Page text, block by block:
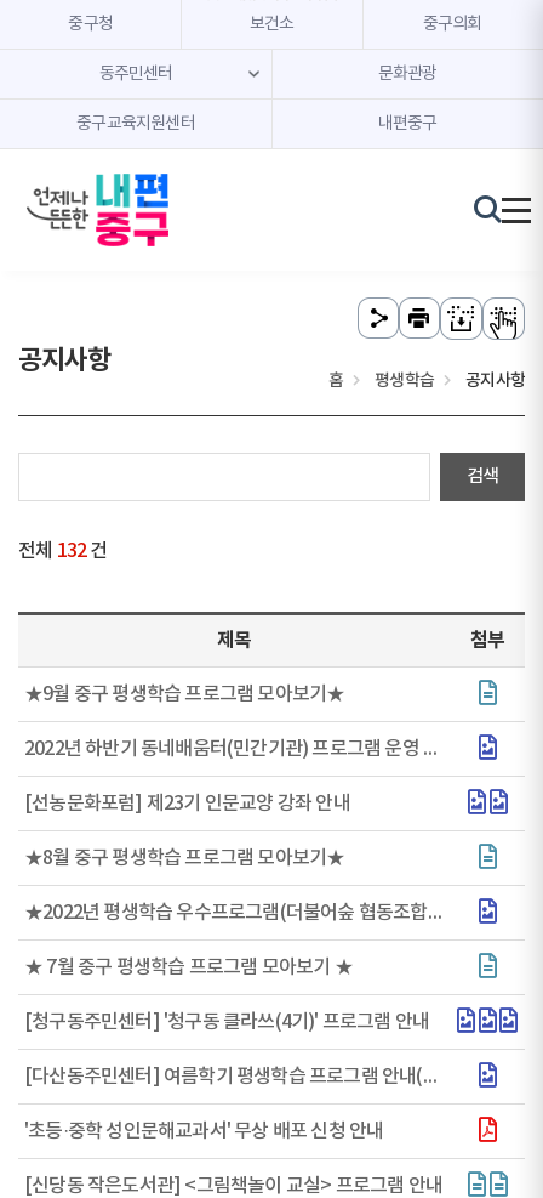
본문 내용 바로가기
주메뉴 바로가기
중구청 보건소 중구의회
동주민센터 문화관광
중구교육지원센터 내편중구
공지사항
홈 평생학습 공지사항
전체 132 건
제목 첨부
★9월 중구 평생학습 프로그램 모아보기★
2022년 하반기 동네배움터(민간기관) 프로그램 운영 안내
[선농문화포럼] 제23기 인문교양 강좌 안내
★8월 중구 평생학습 프로그램 모아보기★
★2022년 평생학습 우수프로그램(더불어숲 협동조합) 행사 안내★
★ 7월 중구 평생학습 프로그램 모아보기 ★
[청구동주민센터] '청구동 클라쓰(4기)' 프로그램 안내
[다산동주민센터] 여름학기 평생학습 프로그램 안내(7~8월)
'초등·중학 성인문해교과서' 무상 배포 신청 안내
[신당동 작은도서관] <그림책놀이 교실> 프로그램 안내